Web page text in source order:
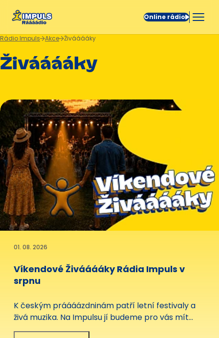
Online rádio
Rádio Impuls Akce Živááááky
Živááááky
01. 08. 2026
Víkendové Živááááky Rádia Impuls v
srpnu
K českým práááázdninám patří letní festivaly a
živá muzika. Na Impulsu jí budeme pro vás mít
pořádnou dávku. Každou sobotu večer od osmi